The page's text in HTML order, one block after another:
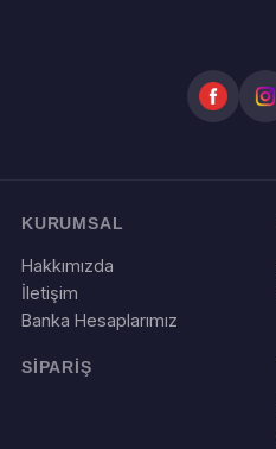
KURUMSAL
Hakkımızda
İletişim
Banka Hesaplarımız
SİPARİŞ